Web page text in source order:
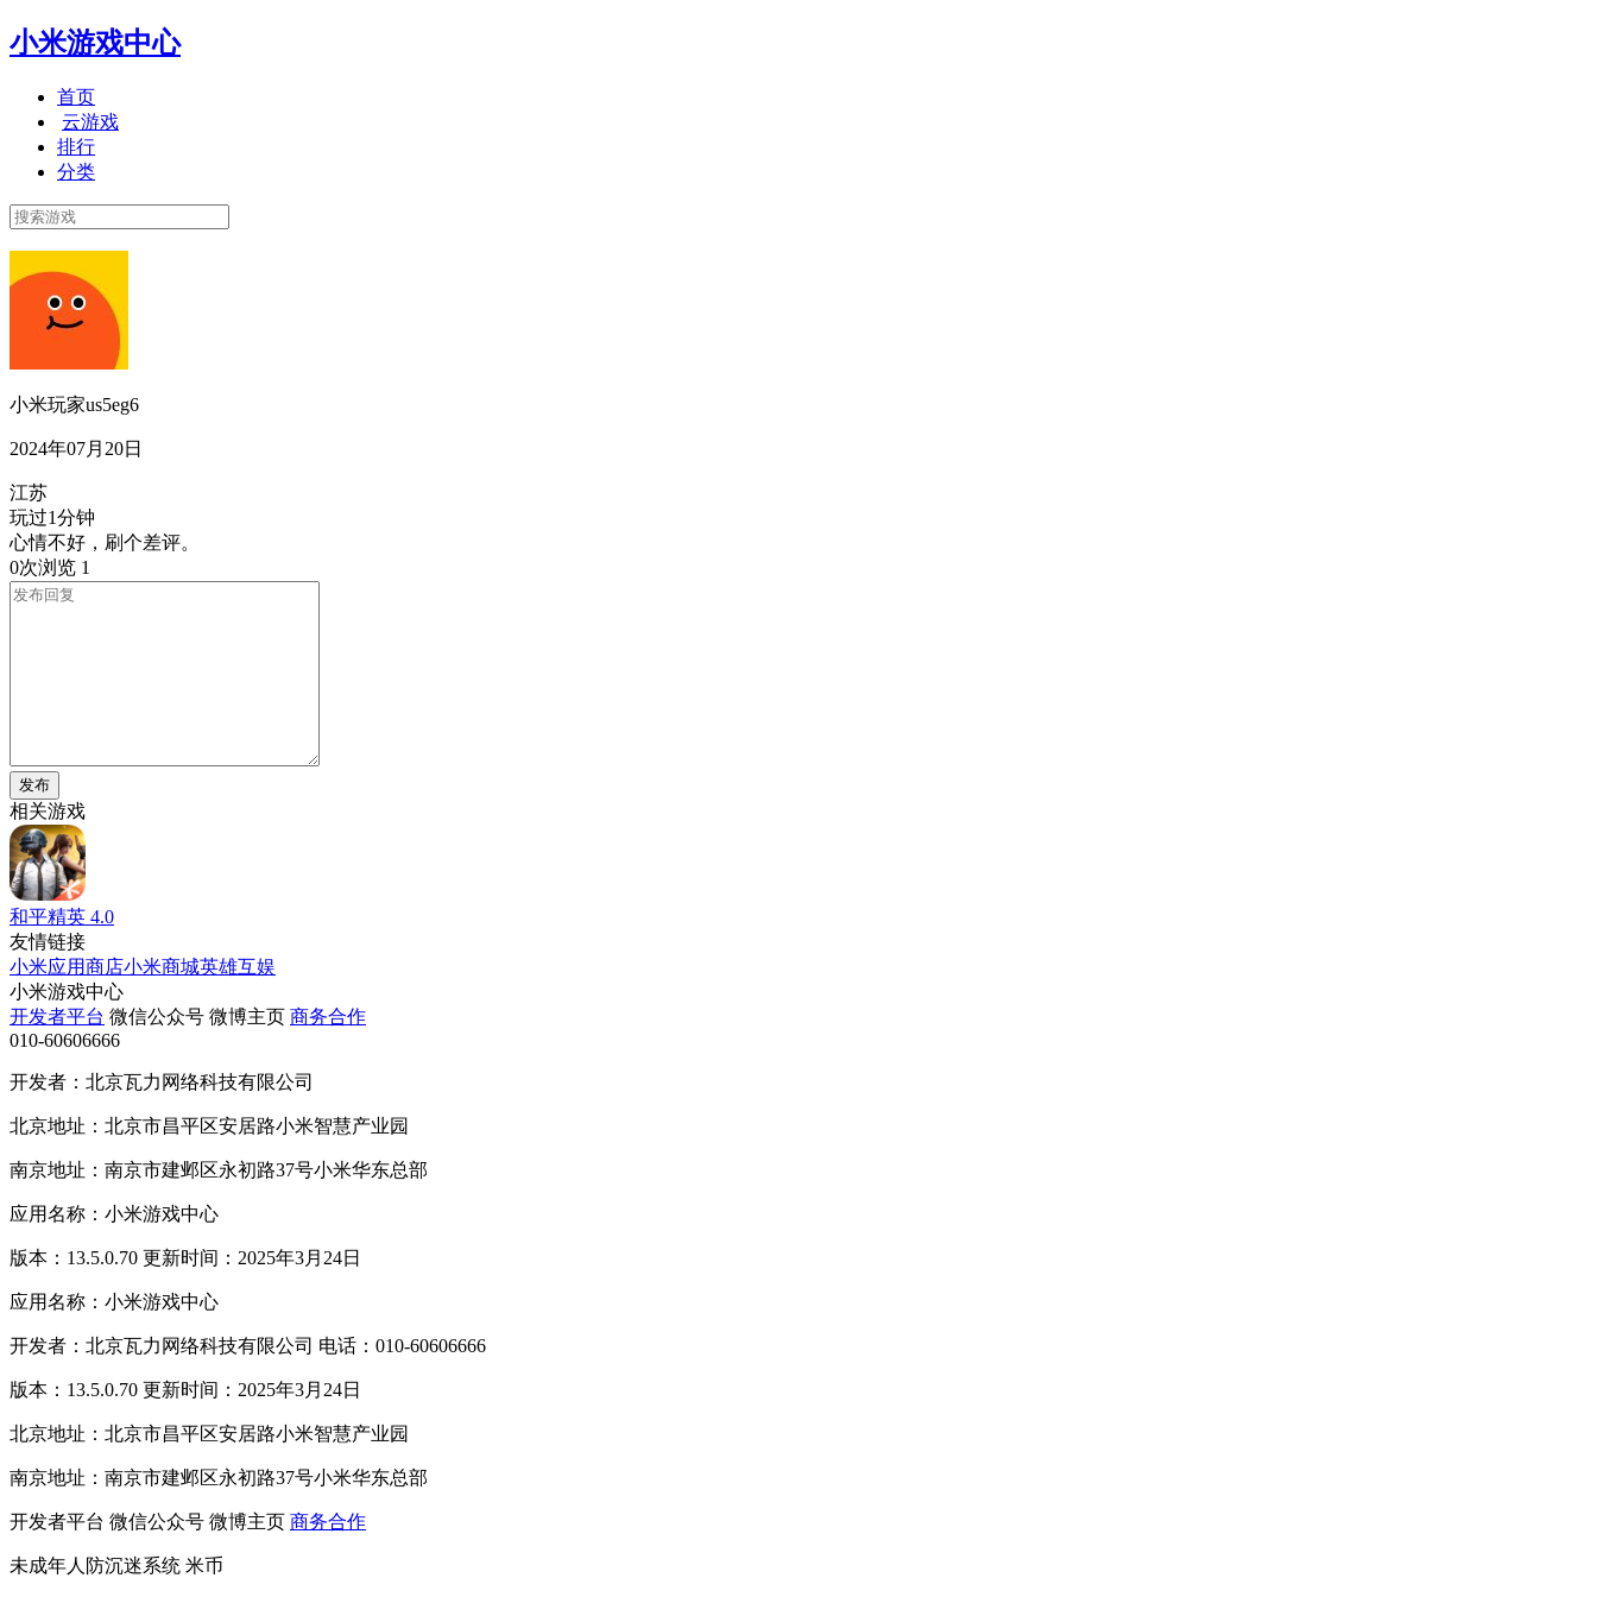
小米游戏中心
首页
云游戏
排行
分类
小米玩家us5eg6
2024年07月20日
江苏
玩过1分钟
心情不好，刷个差评。
0次浏览 1
发布
相关游戏
和平精英 4.0
友情链接
小米应用商店小米商城英雄互娱
小米游戏中心
开发者平台 微信公众号 微博主页 商务合作
010-60606666
开发者：北京瓦力网络科技有限公司
北京地址：北京市昌平区安居路小米智慧产业园
南京地址：南京市建邺区永初路37号小米华东总部
应用名称：小米游戏中心
版本：13.5.0.70 更新时间：2025年3月24日
应用名称：小米游戏中心
开发者：北京瓦力网络科技有限公司 电话：010-60606666
版本：13.5.0.70 更新时间：2025年3月24日
北京地址：北京市昌平区安居路小米智慧产业园
南京地址：南京市建邺区永初路37号小米华东总部
开发者平台 微信公众号 微博主页 商务合作
未成年人防沉迷系统 米币